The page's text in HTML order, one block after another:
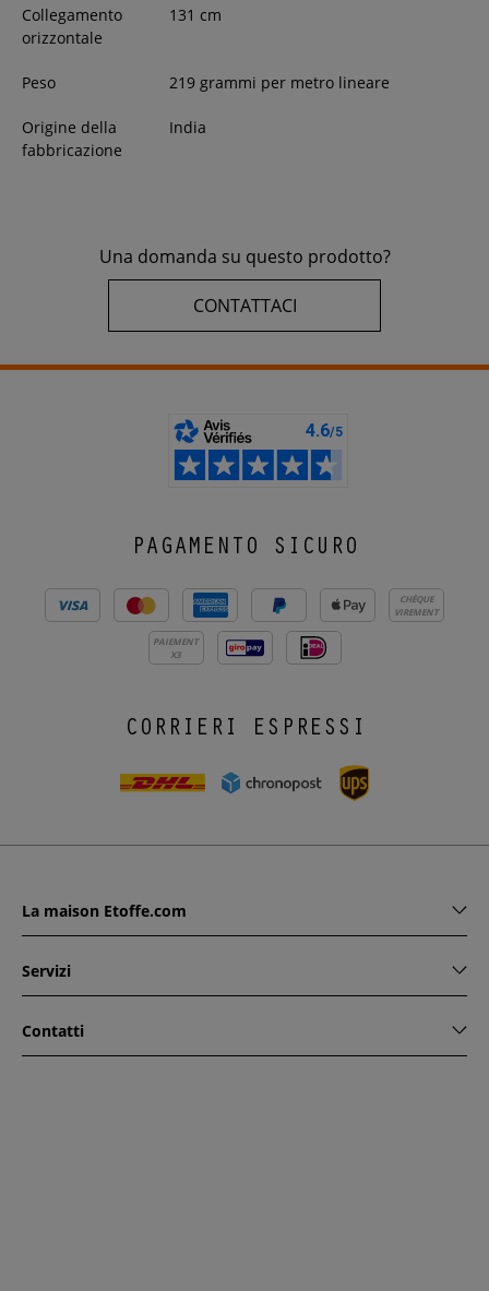
Collegamento
orizzontale
131 cm
Peso 219 grammi per metro lineare
Origine della
fabbricazione
India
Una domanda su questo prodotto?
CONTATTACI
PAGAMENTO SICURO
CHÈQUE
VIREMENT
PAIEMENT
X3
CORRIERI ESPRESSI
La maison Etoffe.com
Servizi
Contatti